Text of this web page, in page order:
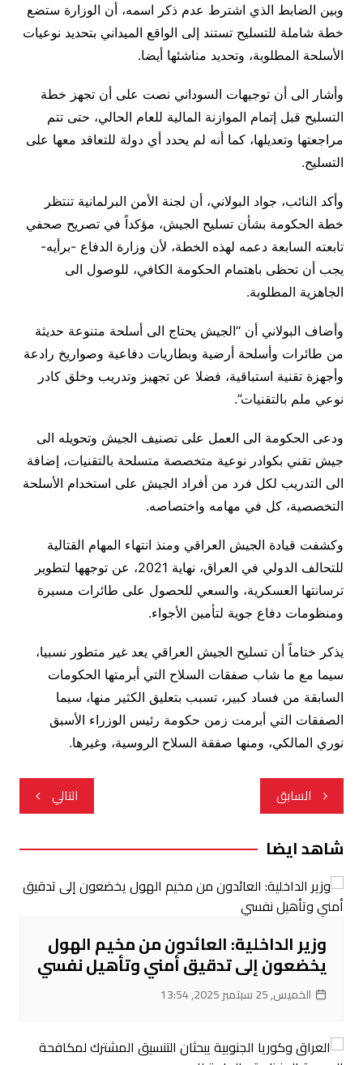
وبين الضابط الذي اشترط عدم ذكر اسمه، أن الوزارة ستضع
خطة شاملة للتسليح تستند إلى الواقع الميداني بتحديد نوعيات
الأسلحة المطلوبة، وتحديد مناشئها أيضا.
وأشار الى أن توجيهات السوداني نصت على أن تجهز خطة
التسليح قبل إتمام الموازنة المالية للعام الحالي، حتى تتم
مراجعتها وتعديلها، كما أنه لم يحدد أي دولة للتعاقد معها على
التسليح.
وأكد النائب، جواد البولاني، أن لجنة الأمن البرلمانية تنتظر
خطة الحكومة بشأن تسليح الجيش، مؤكداً في تصريح صحفي
تابعته السابعة دعمه لهذه الخطة، لأن وزارة الدفاع -برأيه-
يجب أن تحظى باهتمام الحكومة الكافي، للوصول الى
الجاهزية المطلوبة.
وأضاف البولاني أن “الجيش يحتاج الى أسلحة متنوعة حديثة
من طائرات وأسلحة أرضية وبطاريات دفاعية وصواريخ رادعة
وأجهزة تقنية استباقية، فضلا عن تجهيز وتدريب وخلق كادر
نوعي ملم بالتقنيات”.
ودعى الحكومة الى العمل على تصنيف الجيش وتحويله الى
جيش تقني بكوادر نوعية متخصصة متسلحة بالتقنيات، إضافة
الى التدريب لكل فرد من أفراد الجيش على استخدام الأسلحة
التخصصية، كل في مهامه واختصاصه.
وكشفت قيادة الجيش العراقي ومنذ انتهاء المهام القتالية
للتحالف الدولي في العراق، نهاية 2021، عن توجهها لتطوير
ترسانتها العسكرية، والسعي للحصول على طائرات مسيرة
ومنظومات دفاع جوية لتأمين الأجواء.
يذكر ختاماً أن تسليح الجيش العراقي يعد غير متطور نسبيا،
سيما مع ما شاب صفقات السلاح التي أبرمتها الحكومات
السابقة من فساد كبير، تسبب بتعليق الكثير منها، سيما
الصفقات التي أبرمت زمن حكومة رئيس الوزراء الأسبق
نوري المالكي، ومنها صفقة السلاح الروسية، وغيرها.
تصفّح
المقالات
السابق التالي
شاهد ايضا
وزير الداخلية: العائدون من مخيم الهول
يخضعون إلى تدقيق أمني وتأهيل نفسي
الخميس, 25 سبتمبر 2025, 13:54